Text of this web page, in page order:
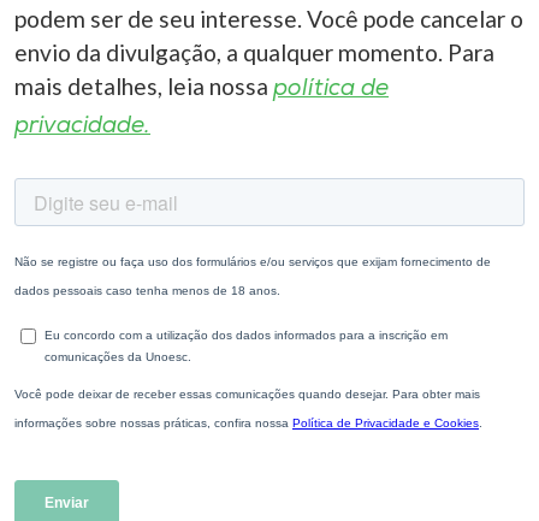
podem ser de seu interesse. Você pode cancelar o
envio da divulgação, a qualquer momento. Para
mais detalhes, leia nossa política de
privacidade.